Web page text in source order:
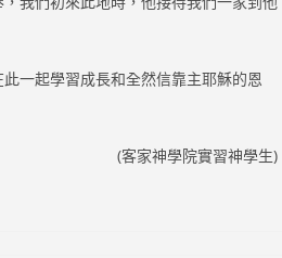
一起學習成長和全然信靠主耶穌的恩
(客家神學院實習神學生)